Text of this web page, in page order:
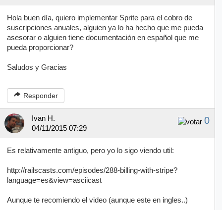
Hola buen día, quiero implementar Sprite para el cobro de
suscripciones anuales, alguien ya lo ha hecho que me pueda
asesorar o alguien tiene documentación en español que me
pueda proporcionar?
Saludos y Gracias
Responder
0
Ivan H.
04/11/2015 07:29
Es relativamente antiguo, pero yo lo sigo viendo util:
http://railscasts.com/episodes/288-billing-with-stripe?
language=es&view=asciicast
Aunque te recomiendo el video (aunque este en ingles..)